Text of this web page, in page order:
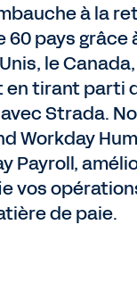
à la
60 pays grâce
le
en tirant parti
Strada.
Workday
Payroll,
vos
de paie.